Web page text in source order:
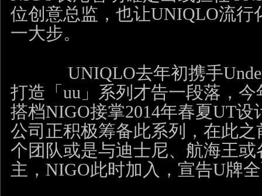
位创意总监，也让UNIQLO流行
一大步。
UNIQLO去年初携手
打造「 uu 」系列才告一段落，
搭档NIGO接掌2014年春夏UT设
公司正积极筹备此系列，在此之
个团队或是与迪士尼、航海王
主， NIGO此时加入，宣告U牌